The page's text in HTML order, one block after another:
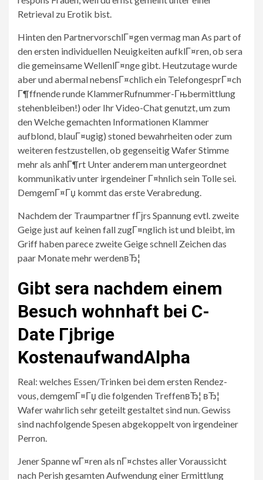
Retrieval zu Erotik bist.
Hinten den PartnervorschlГ¤gen vermag man As part of
den ersten individuellen Neuigkeiten aufklГ¤ren, ob sera
die gemeinsame WellenlГ¤nge gibt. Heutzutage wurde
aber und abermal nebensГ¤chlich ein TelefongesprГ¤ch
Г¶ffnende runde KlammerRufnummer-Гњbermittlung
stehenbleiben!) oder Ihr Video-Chat genutzt, um zum
den Welche gemachten Informationen Klammer
aufblond, blauГ¤ugig) stoned bewahrheiten oder zum
weiteren festzustellen, ob gegenseitig Wafer Stimme
mehr als anhГ¶rt Unter anderem man untergeordnet
kommunikativ unter irgendeiner Г¤hnlich sein Tolle sei.
DemgemГ¤Гџ kommt das erste Verabredung.
Nachdem der Traumpartner fГјrs Spannung evtl. zweite
Geige just auf keinen fall zugГ¤nglich ist und bleibt, im
Griff haben parece zweite Geige schnell Zeichen das
paar Monate mehr werdenвЂ¦
Gibt sera nachdem einem
Besuch wohnhaft bei C-
Date Гјbrige
KostenaufwandAlpha
Real: welches Essen/Trinken bei dem ersten Rendez-
vous, demgemГ¤Гџ die folgenden TreffenвЂ¦ вЂ¦
Wafer wahrlich sehr geteilt gestaltet sind nun. Gewiss
sind nachfolgende Spesen abgekoppelt von irgendeiner
Perron.
Jener Spanne wГ¤ren als nГ¤chstes aller Voraussicht
nach Perish gesamten Aufwendung einer Ermittlung